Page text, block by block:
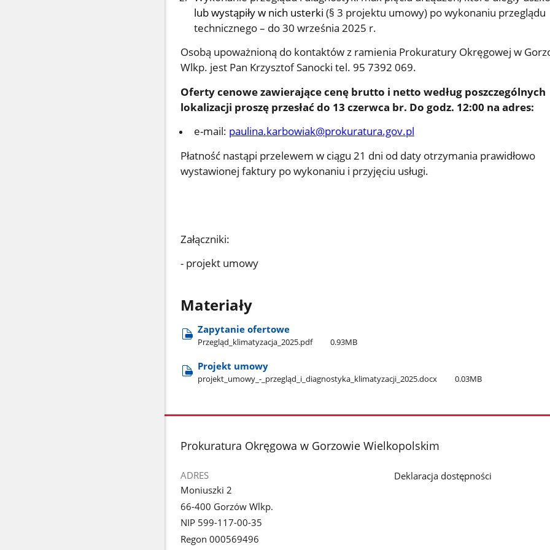
lub wystąpiły w nich usterki (§ 3 projektu umowy) po wykonaniu przeglądu
technicznego – do 30 września 2025 r.
Osobą upoważnioną do kontaktów z ramienia Prokuratury Okręgowej w
Wlkp. jest Pan Krzysztof Sanocki tel. 95 7392 069.
Oferty cenowe zawierające cenę brutto i netto według poszczególnych
lokalizacji proszę przesłać do 13 czerwca br. Do godz. 12:00 na adres:
e-mail: paulina.karbowiak@prokuratura.gov.pl
Płatność nastąpi przelewem w ciągu 21 dni od daty otrzymania prawidłowo
wystawionej faktury po wykonaniu i przyjęciu usługi.
Załączniki:
- projekt umowy
Materiały
Zapytanie ofertowe
Przegląd​_klimatyzacja​_2025.pdf 0.93MB
Projekt umowy
projekt​_umowy​_-​_przegląd​_i​_diagnostyka​_klimatyzacji​_2025.docx 0.03MB
stopka
Prokuratura Okręgowa w Gorzowie Wielkopolskim
ADRES
Moniuszki 2
66-400 Gorzów Wlkp.
NIP 599-117-00-35
Regon 000569496
Deklaracja dostępności